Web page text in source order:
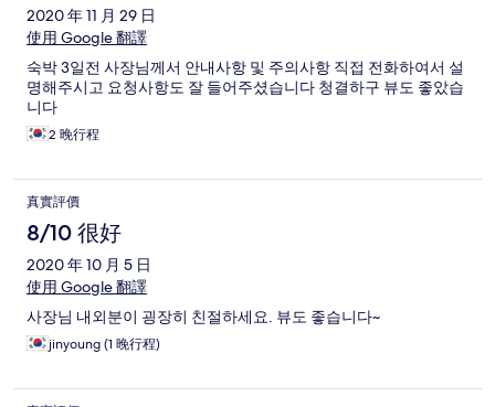
2020 年 11 月 29 日
使用 Google 翻譯
숙박 3일전 사장님께서 안내사항 및 주의사항 직접 전화하여서 설
명해주시고 요청사항도 잘 들어주셨습니다 청결하구 뷰도 좋았습
니다
2 晚行程
真實評價
8/10 很好
2020 年 10 月 5 日
使用 Google 翻譯
사장님 내외분이 굉장히 친절하세요. 뷰도 좋습니다~
jinyoung (1 晚行程)